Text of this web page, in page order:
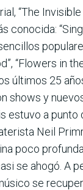
“The
conocida:
“Flowers in
últimos 25
shows y
estuvo a punto
Neil
poco
se ahogó. A
se